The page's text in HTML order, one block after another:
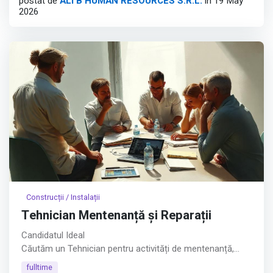
🎯 Ce vei face:
documentației tehnice;
• Cablarea și montarea aparatajului;
Afișează tot
2026
Construcții / Instalații
Tehnician Mentenanță și Reparații
Candidatul Ideal
Căutăm un Tehnician pentru activități de mentenanță,
reparații și montaj, într-un mediu de lucru dinamic, cu
fulltime